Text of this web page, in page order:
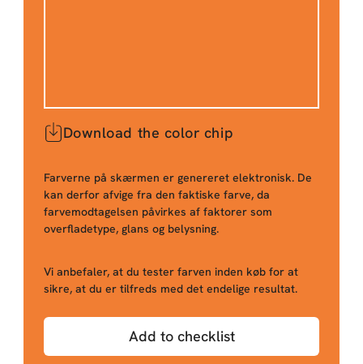
Download the color chip
Farverne på skærmen er genereret elektronisk. De
kan derfor afvige fra den faktiske farve, da
farvemodtagelsen påvirkes af faktorer som
overfladetype, glans og belysning.
Vi anbefaler, at du tester farven inden køb for at
sikre, at du er tilfreds med det endelige resultat.
Add to checklist